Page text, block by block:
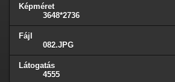
Képméret
3648*2736
Fájl
082.JPG
Látogatás
4555